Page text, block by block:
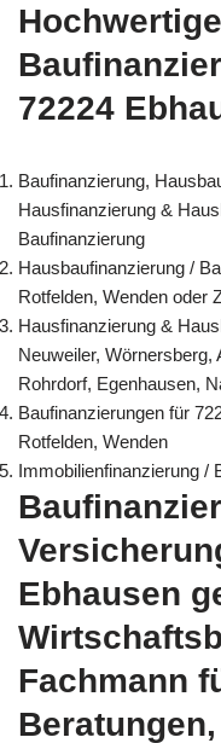
Hochwertige
72224
Baufinanzierung,
Hausfinanzierung &
Baufinanzierung
Hausbaufinanzierung /
Rotfelden, Wenden oder
Hausfinanzierung &
Neuweiler, Wörnersberg,
Rohrdorf, Egenhausen,
Baufinanzierungen für
Rotfelden, Wenden
Immobilienfinanzierung /
Ebhausen
Fachmann
Beratungen,